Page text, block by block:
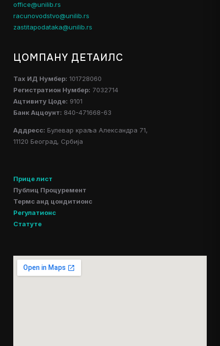
office@unilib.rs
racunovodstvo@unilib.rs
zastitapodataka@unilib.rs
ЦОМПАНY ДЕТАИЛС
Таx ИД Нумбер: 101728060
Регистратион Нумбер: 7032714
Ацтивитy Цоде: 9101
Банк Аццоунт: 840-471668-63
Аддресс: Булевар краља Александра 71,
11120 Београд, Србија
Прице лист
Публиц Процуремент
Термс анд цондитионс
Регулатионс
Статуте